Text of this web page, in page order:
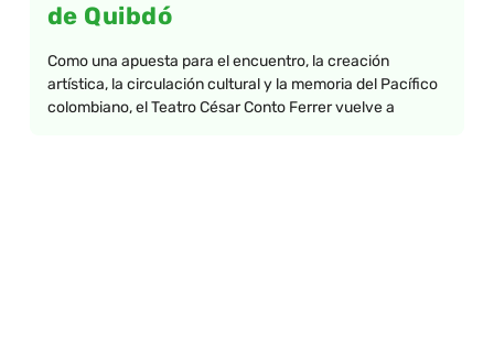
de Quibdó
Como una apuesta para el encuentro, la creación
artística, la circulación cultural y la memoria del Pacífico
colombiano, el Teatro César Conto Ferrer vuelve a